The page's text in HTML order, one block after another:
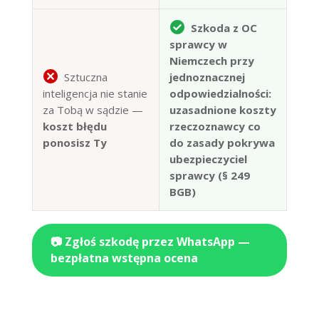
Sztuczna
inteligencja nie stanie
za Tobą w sądzie —
koszt błędu
ponosisz Ty
Szkoda z OC
sprawcy w
Niemczech przy
jednoznacznej
odpowiedzialności:
uzasadnione koszty
rzeczoznawcy co
do zasady pokrywa
ubezpieczyciel
sprawcy (§ 249
BGB)
📷 Zgłoś szkodę przez WhatsApp —
bezpłatna wstępna ocena